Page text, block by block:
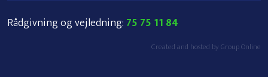
Rådgivning og vejledning: 75 75 11 84
Created and hosted by Group Online